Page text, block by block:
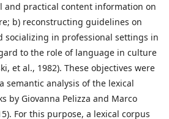
and practical content information on
b) reconstructing guidelines on
in professional settings in
to the role of language in culture
et al., 1982). These objectives were
analysis of the lexical
by Giovanna Pelizza and Marco
For this purpose, a lexical corpus